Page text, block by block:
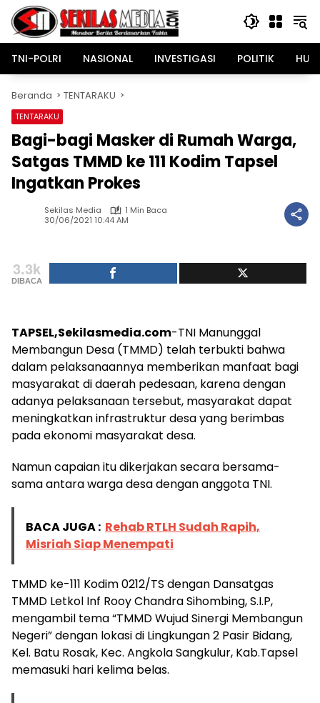
Langsung
konten
TNI-POLRI
NASIONAL INVESTIGASI POLITIK
Beranda TENTARAKU
TENTARAKU
Bagi-bagi Masker di Rumah Warga,
Satgas TMMD ke 111 Kodim Tapsel
Ingatkan Prokes
Sekilas Media
1 Min Baca
30/06/2021 10:44 AM
3.3k
DIBACA
TAPSEL,Sekilasmedia.com-TNI Manunggal
Membangun Desa (TMMD) telah terbukti bahwa
dalam pelaksanaannya memberikan manfaat bagi
masyarakat di daerah pedesaan, karena dengan
adanya pelaksanaan tersebut, masyarakat dapat
meningkatkan infrastruktur desa yang berimbas
pada ekonomi masyarakat desa.
Namun capaian itu dikerjakan secara bersama-
sama antara warga desa dengan anggota TNI.
BACA JUGA : Rehab RTLH Sudah Rapih,
Misriah Siap Menempati
TMMD ke-111 Kodim 0212/TS dengan Dansatgas
TMMD Letkol Inf Rooy Chandra Sihombing, S.I.P,
mengambil tema “TMMD Wujud Sinergi Membangun
Negeri” dengan lokasi di Lingkungan 2 Pasir Bidang,
Kel. Batu Rosak, Kec. Angkola Sangkulur, Kab.Tapsel
memasuki hari kelima belas.